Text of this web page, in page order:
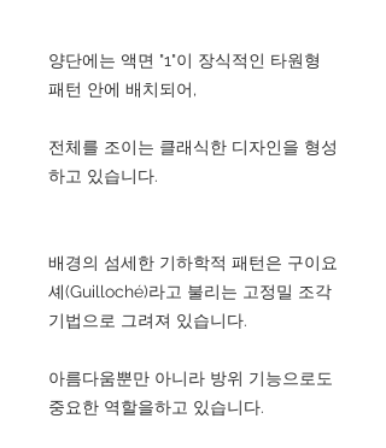
양단에는 액면 "1"이 장식적인 타원형
패턴 안에 배치되어,
전체를 조이는 클래식한 디자인을 형성
하고 있습니다.
배경의 섬세한 기하학적 패턴은 구이요
셰(Guilloché)라고 불리는 고정밀 조각
기법으로 그려져 있습니다.
아름다움뿐만 아니라 방위 기능으로도
중요한 역할을하고 있습니다.